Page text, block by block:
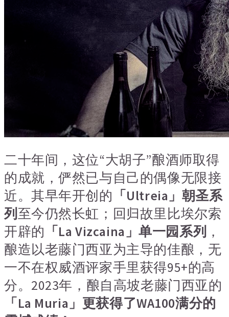
二十年间，这位“大胡子”酿酒师取得
的成就，俨然已与自己的偶像无限接
近。其早年开创的 「Ultreia」朝圣系
列 至今仍然长虹；回归故里比埃尔索
开辟的 「La Vizcaina」单一园系列 ，
酿造以老藤门西亚为主导的佳酿，无
一不在权威酒评家手里获得95+的高
分。2023年，酿自高坡老藤门西亚的
「La Muria」更获得了WA100满分的